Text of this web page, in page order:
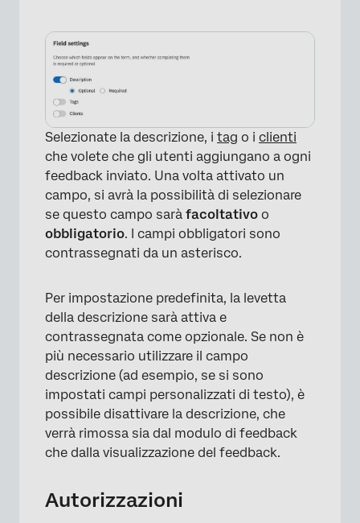
×
Selezionate la descrizione, i tag o i clienti
che volete che gli utenti aggiungano a ogni
feedback inviato. Una volta attivato un
campo, si avrà la possibilità di selezionare
se questo campo sarà facoltativo o
obbligatorio. I campi obbligatori sono
contrassegnati da un asterisco.
Per impostazione predefinita, la levetta
della descrizione sarà attiva e
contrassegnata come opzionale. Se non è
più necessario utilizzare il campo
descrizione (ad esempio, se si sono
impostati campi personalizzati di testo), è
possibile disattivare la descrizione, che
verrà rimossa sia dal modulo di feedback
che dalla visualizzazione del feedback.
Autorizzazioni